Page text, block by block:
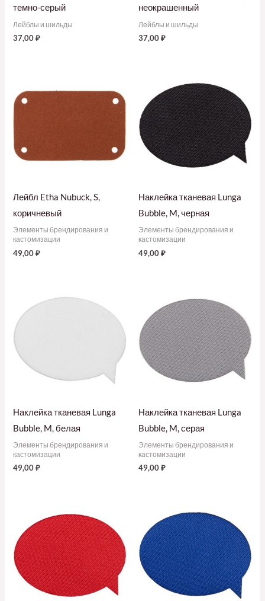
темно-серый
Лейблы и шильды
37,00₽
неокрашенный
Лейблы и шильды
37,00₽
Лейбл Etha Nubuck, S,
коричневый
Элементы брендирования и
кастомизации
49,00₽
Наклейка тканевая Lunga
Bubble, M, черная
Элементы брендирования и
кастомизации
49,00₽
Наклейка тканевая Lunga
Bubble, M, белая
Элементы брендирования и
кастомизации
49,00₽
Наклейка тканевая Lunga
Bubble, M, серая
Элементы брендирования и
кастомизации
49,00₽